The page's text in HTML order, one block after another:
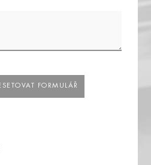
FORMULÁŘ